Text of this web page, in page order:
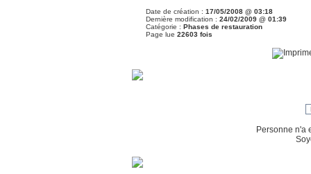
Date de création : 17/05/2008 @ 03:18
Dernière modification : 24/02/2009 @ 01:39
Catégorie : Phases de restauration
Page lue 22603 fois
Personne n'a